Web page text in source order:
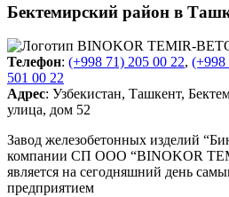
Бектемирский район в
Телефон: (+998 71) 205 00 22, (+998
501 00 22
Адрес: Узбекистан, Ташкент,
улица, дом 52
Завод железобетонных изделий
компании СП ООО “BINOKOR
является на сегодняшний день
предприятием